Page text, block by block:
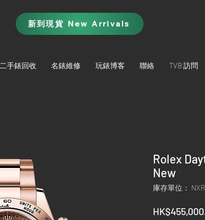
新到現貨 New Arrivals
二手錶回收 名錶維修 玩錶博客 聯絡 TVB 訪問
Rolex
New
庫存單位：